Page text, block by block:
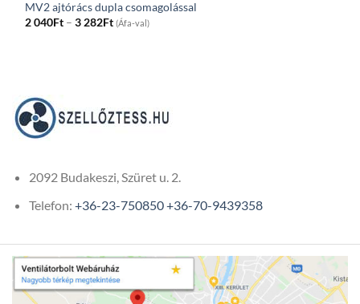
MV2 ajtórács dupla csomagolással
2 040Ft – 3 282FtPrice
range:
(Áfa-val)
2092 Budakeszi, Szüret u. 2.
Telefon: +36-23-750850+36-70-9439358